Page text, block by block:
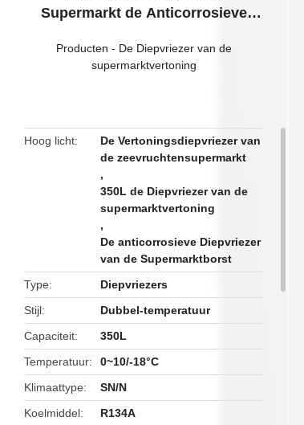
Supermarkt de Anticorrosieve
Producten - De Diepvriezer van de
supermarktvertoning
Hoog licht
De Vertoningsdiepvriezer van
de zeevruchtensupermarkt
,
350L de Diepvriezer van de
supermarktvertoning
,
De anticorrosieve Diepvriezer
van de Supermarktborst
Type
Diepvriezers
Stijl
Dubbel-temperatuur
Capaciteit
350L
Temperatuur
0~10/-18°C
Klimaattype
SN/N
Koelmiddel
R134A